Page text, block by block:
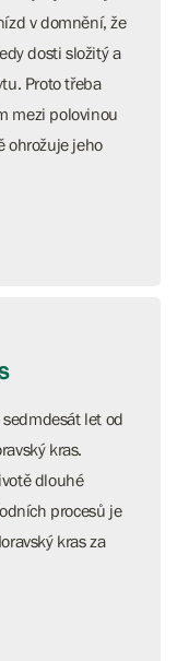
v domnění, že
dosti složitý a
Proto třeba
mezi polovinou
ohrožuje jeho
let od
kras.
dlouhé
procesů je
kras za